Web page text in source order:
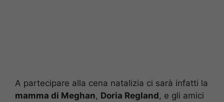
A partecipare alla cena natalizia ci sarà infatti la
mamma di Meghan, Doria Regland, e gli amici